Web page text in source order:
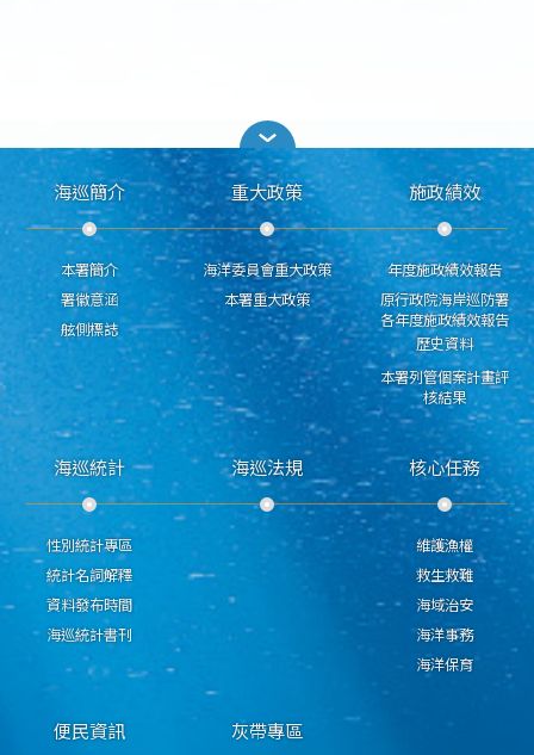
海巡簡介
本署簡介
署徽意涵
舷側標誌
重大政策
海洋委員會重大政策
本署重大政策
施政績效
年度施政績效報告
原行政院海岸巡防署
各年度施政績效報告
歷史資料
本署列管個案計畫評
核結果
海巡統計
性別統計專區
統計名詞解釋
資料發布時間
海巡統計書刊
海巡法規 核心任務
維護漁權
救生救難
海域治安
海洋事務
海洋保育
便民資訊 灰帶專區